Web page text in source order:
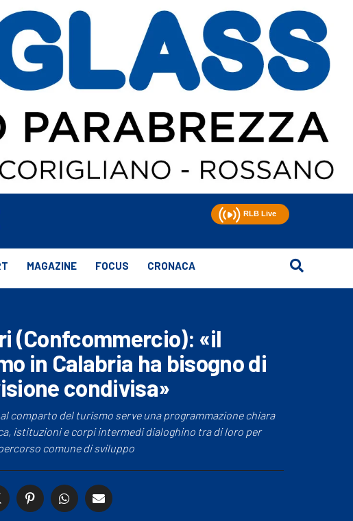
MAGAZINE FOCUS CRONACA
(Confcommercio): «il
in Calabria ha bisogno di
condivisa»
comparto del turismo serve una programmazione chiara
istituzioni e corpi intermedi dialoghino tra di loro per
comune di sviluppo